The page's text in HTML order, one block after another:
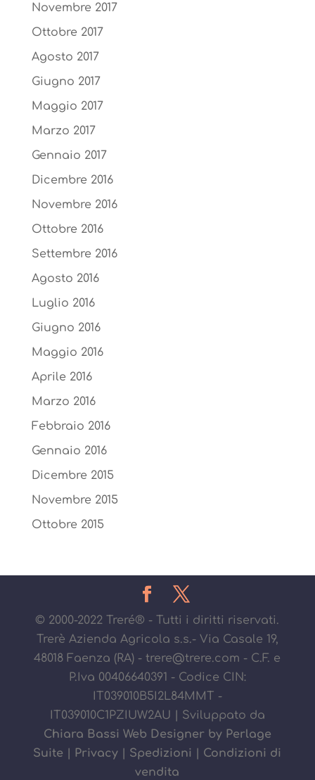
Novembre 2017
Ottobre 2017
Agosto 2017
Giugno 2017
Maggio 2017
Marzo 2017
Gennaio 2017
Dicembre 2016
Novembre 2016
Ottobre 2016
Settembre 2016
Agosto 2016
Luglio 2016
Giugno 2016
Maggio 2016
Aprile 2016
Marzo 2016
Febbraio 2016
Gennaio 2016
Dicembre 2015
Novembre 2015
Ottobre 2015
© 2000-2022 Treré® - Tutti i diritti riservati.
Trerè Azienda Agricola s.s.- Via Casale 19,
48018 Faenza (RA) - trere@trere.com - C.F. e
P.Iva 00406640391 - Codice CIN:
IT039010B5I2L84MMT -
IT039010C1PZIUW2AU | Sviluppato da
Chiara Bassi Web Designer by Perlage
Suite
Privacy Spedizioni
Condizioni di
vendita